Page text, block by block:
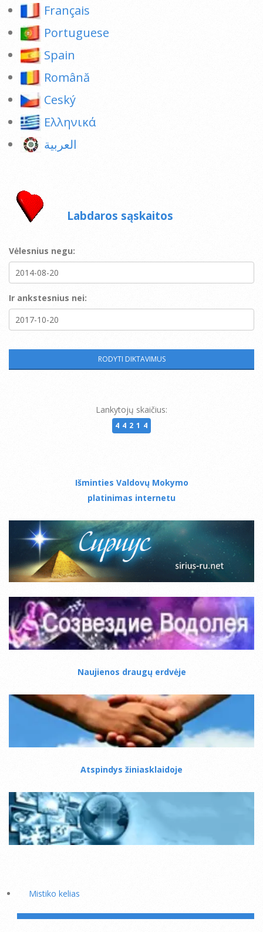
Français
Portuguese
Spain
Română
Ceský
Ελληνικά
العربية
Labdaros sąskaitos
Vėlesnius negu:
Ir ankstesnius nei:
Lankytojų skaičius:
44214
Išminties Valdovų Mokymo
platinimas internetu
Naujienos draugų erdvėje
Atspindys žiniasklaidoje
Mistiko kelias